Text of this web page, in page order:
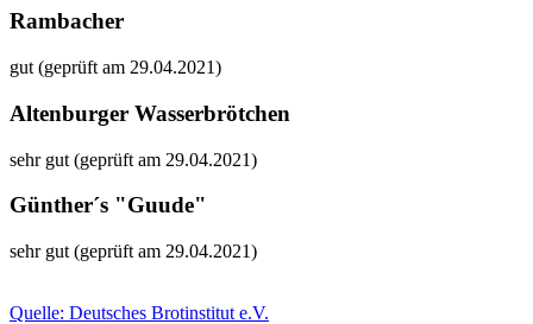
Rambacher
gut (geprüft am 29.04.2021)
Altenburger Wasserbrötchen
sehr gut (geprüft am 29.04.2021)
Günther´s "Guude"
sehr gut (geprüft am 29.04.2021)
Quelle: Deutsches Brotinstitut e.V.